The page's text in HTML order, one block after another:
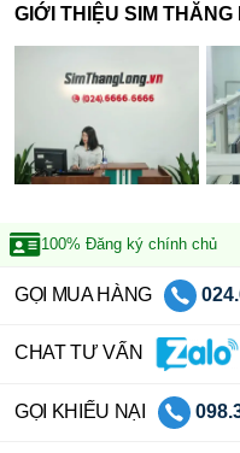
GIỚI THIỆU SIM THĂNG
100% Đăng ký chính chủ
GỌI MUA HÀNG
CHAT TƯ VẤN
GỌI KHIẾU NẠI